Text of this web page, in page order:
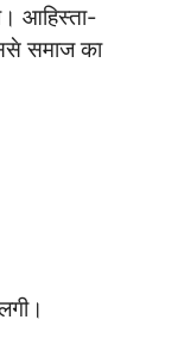
आहिस्ता-
समाज का